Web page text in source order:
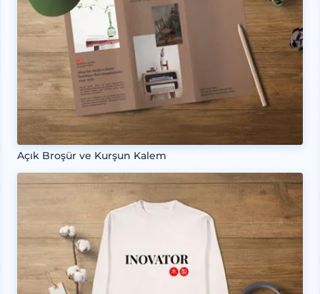
Açık Broşür ve Kurşun Kalem